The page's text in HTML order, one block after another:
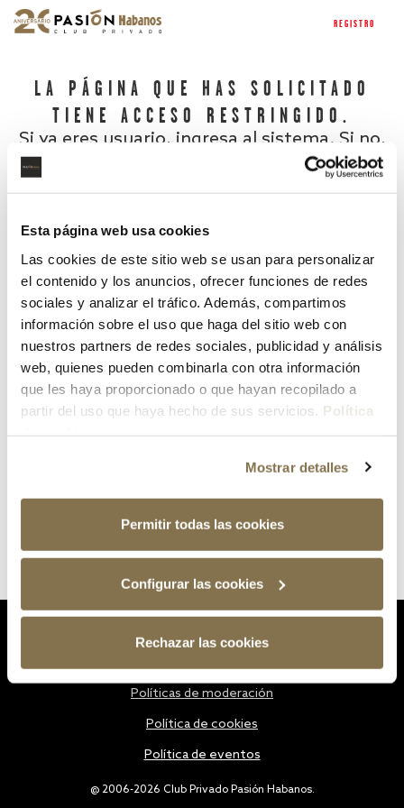
Esta página web usa cookies
Las cookies de este sitio web se usan para personalizar
el contenido y los anuncios, ofrecer funciones de redes
sociales y analizar el tráfico. Además, compartimos
información sobre el uso que haga del sitio web con
nuestros partners de redes sociales, publicidad y análisis
web, quienes pueden combinarla con otra información
que les haya proporcionado o que hayan recopilado a
partir del uso que haya hecho de sus servicios. Política
Mostrar detalles
Permitir todas las cookies
Configurar las cookies
Rechazar las cookies
REGISTRO
LA PÁGINA QUE HAS SOLICITADO
TIENE ACCESO RESTRINGIDO.
Si ya eres usuario, ingresa al sistema. Si no,
¿Has olvidado tu contraseña?
@ 2006-2026 Club Privado Pasión Habanos.
Políticas de moderación
Política de cookies
Política de eventos